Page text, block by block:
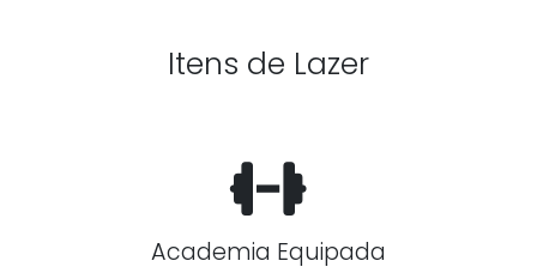
Itens de Lazer
Academia Equipada